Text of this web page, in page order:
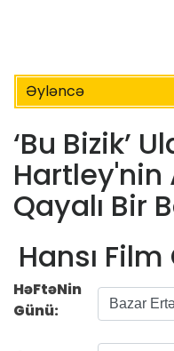
Əyləncə
‘Bu Bizik’
Hartley'nin
Qayalı Bir
Hansı
HəFtəNin
Günü: